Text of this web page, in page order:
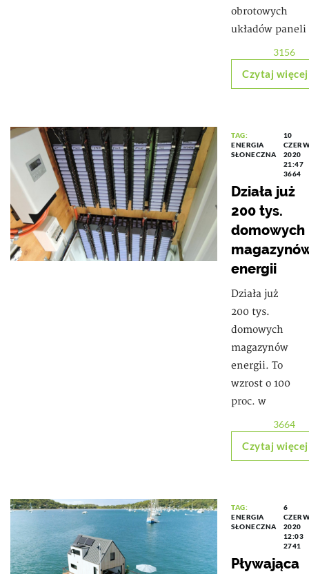
obrotowych
układów paneli
3156
Czytaj więcej
TAG:
ENERGIA
SŁONECZNA
10
2020
21:47
3664
Działa już
200 tys.
domowych
energii
Działa już
200 tys.
domowych
magazynów
energii. To
wzrost o 100
proc. w
3664
Czytaj więcej
TAG:
ENERGIA
SŁONECZNA
6
2020
12:03
2741
Pływająca